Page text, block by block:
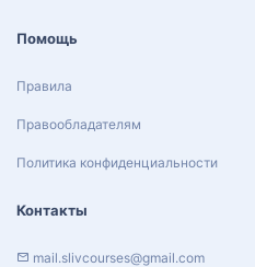
Помощь
Правила
Правообладателям
Политика конфиденциальности
Контакты
mail.slivcourses@gmail.com